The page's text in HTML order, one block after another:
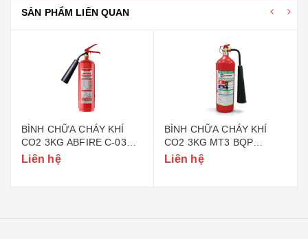
SẢN PHẨM LIÊN QUAN
BÌNH CHỮA CHÁY KHÍ
CO2 3KG ABFIRE C-03
(TEM BỘ CÔNG AN)
Liên hệ
BÌNH CHỮA CHÁY KHÍ
CO2 3KG MT3 BQP
83MEC (BỘ QUỐC
PHÒNG)
Liên hệ